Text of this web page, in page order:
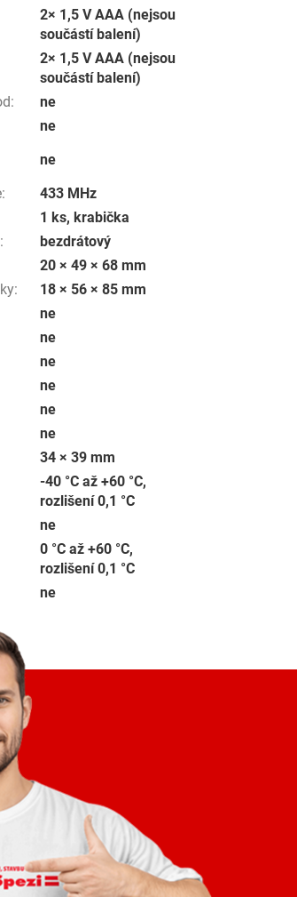
2× 1,5 V AAA (nejsou
součástí balení)
2× 1,5 V AAA (nejsou
součástí balení)
:
ne
ne
ne
:
433 MHz
1 ks, krabička
:
bezdrátový
20 × 49 × 68 mm
:
18 × 56 × 85 mm
ne
ne
ne
ne
ne
ne
34 × 39 mm
-40 °C až +60 °C,
rozlišení 0,1 °C
ne
0 °C až +60 °C,
rozlišení 0,1 °C
ne